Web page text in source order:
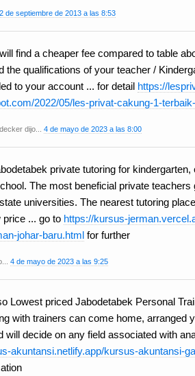
2 de septiembre de 2013 a las 8:53
find a cheaper fee compared to table
the qualifications of your teacher /
to your account ... for detail https://
2022/05/les-privat-cakung-1-
dijo... 4 de mayo de 2023 a las 8:00
private tutoring for kindergarten,
The most beneficial private teachers
universities. The nearest tutoring
price ... go to https://kursus-
johar-baru.html for further
4 de mayo de 2023 a las 9:25
Lowest priced Jabodetabek Personal
with trainers can come home, arranged
will decide on any field associated with
akuntansi.netlify.app/kursus-akuntansi-